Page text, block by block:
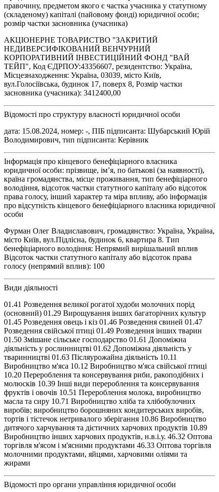
правочину, предметом якого є частка учасника у статутному
(складеному) капіталі (пайовому фонді) юридичної особи;
розмір частки засновника (учасника)
АКЦІОНЕРНЕ ТОВАРИСТВО "ЗАКРИТИЙ
НЕДИВЕРСИФІКОВАНИЙ ВЕНЧУРНИЙ
КОРПОРАТИВНИЙ ІНВЕСТИЦІЙНИЙ ФОНД "ВАЙ
ТЕЙП", Код ЄДРПОУ:43356607, резидентство: Україна,
Місцезнаходження: Україна, 03039, місто Київ,
вул.Голосіївська, будинок 17, поверх 8, Розмір частки
засновника (учасника): 3412400,00
Відомості про структуру власності юридичної особи
дата: 15.08.2024, номер: -, ПІБ підписанта: Шубарський Юрій
Володимирович, тип підписанта: Керівник
Інформація про кінцевого бенефіціарного власника
юридичної особи: прізвище, ім’я, по батькові (за наявності),
країна громадянства, місце проживання, тип бенефіціарного
володіння, відсоток частки статутного капіталу або відсоток
права голосу, інший характер та міра впливу, або інформація
про відсутність кінцевого бенефіціарного власника юридичної
особи
Фурман Олег Владиславович, громадянство: Україна, Україна,
місто Київ, вул.Підлісна, будинок 6, квартира 8. Тип
бенефіціарного володіння: Непрямий вирішальний вплив
Відсоток частки статутного капіталу або відсоток права
голосу (непрямий вплив): 100
Види діяльності
01.41 Розведення великої рогатої худоби молочних порід
(основний) 01.29 Вирощування інших багаторічних культур
01.45 Розведення овець і кіз 01.46 Розведення свиней 01.47
Розведення свійської птиці 01.49 Розведення інших тварин
01.50 Змішане сільське господарство 01.61 Допоміжна
діяльність у рослинництві 01.62 Допоміжна діяльність у
тваринництві 01.63 Післяурожайна діяльність 10.11
Виробництво м'яса 10.12 Виробництво м'яса свійської птиці
10.20 Перероблення та консервування риби, ракоподібних і
молюсків 10.39 Інші види перероблення та консервування
фруктів і овочів 10.51 Перероблення молока, виробництво
масла та сиру 10.71 Виробництво хліба та хлібобулочних
виробів; виробництво борошняних кондитерських виробів,
тортів і тістечок нетривалого зберігання 10.86 Виробництво
дитячого харчування та дієтичних харчових продуктів 10.89
Виробництво інших харчових продуктів, н.в.і.у. 46.32 Оптова
торгівля м'ясом і м'ясними продуктами 46.33 Оптова торгівля
молочними продуктами, яйцями, харчовими оліями та
жирами
Відомості про органи управління юридичної особи